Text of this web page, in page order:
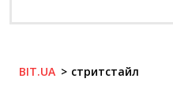
BIT.UA стритстайл